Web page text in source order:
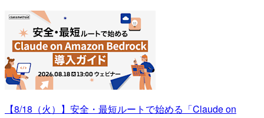
【8/18（火）】安全・最短ルートで始める「Claude on